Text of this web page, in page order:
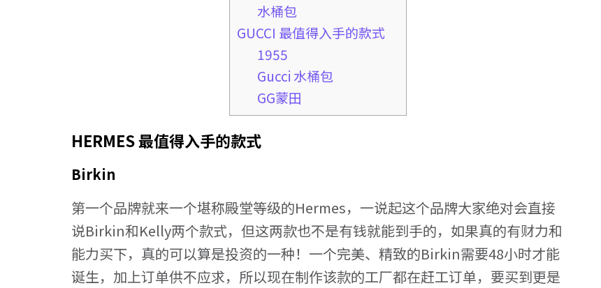
水桶包
GUCCI 最值得入手的款式
1955
Gucci 水桶包
GG蒙田
HERMES 最值得入手的款式
Birkin
第一个品牌就来一个堪称殿堂等级的Hermes，一说起这个品牌大家绝对会直接
说Birkin和Kelly两个款式，但这两款也不是有钱就能到手的，如果真的有财力和
能力买下，真的可以算是投资的一种！一个完美、精致的Birkin需要48小时才能
诞生，加上订单供不应求，所以现在制作该款的工厂都在赶工订单，要买到更是